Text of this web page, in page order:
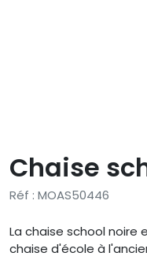
Chaise
Réf : MOAS50446
La chaise school noire
chaise d'école à